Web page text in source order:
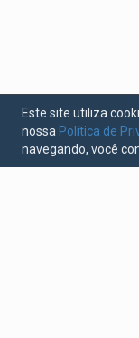
Este site utiliza
nossa Política de
navegando, você